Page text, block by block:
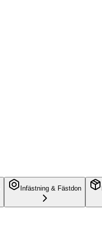
Infästning & Fästdon